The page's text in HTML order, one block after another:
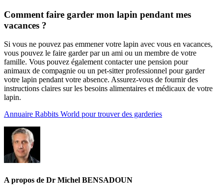
Comment faire garder mon lapin pendant mes
vacances ?
Si vous ne pouvez pas emmener votre lapin avec vous en vacances,
vous pouvez le faire garder par un ami ou un membre de votre
famille. Vous pouvez également contacter une pension pour
animaux de compagnie ou un pet-sitter professionnel pour garder
votre lapin pendant votre absence. Assurez-vous de fournir des
instructions claires sur les besoins alimentaires et médicaux de votre
lapin.
Annuaire Rabbits World pour trouver des garderies
A propos de Dr Michel BENSADOUN